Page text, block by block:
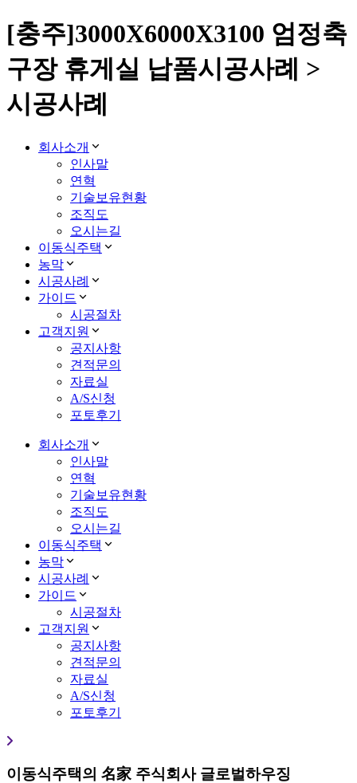
[충주]3000X6000X3100 엄정축
구장 휴게실 납품시공사례 >
시공사례
회사소개
인사말
연혁
기술보유현황
조직도
오시는길
이동식주택
농막
시공사례
가이드
시공절차
고객지원
공지사항
견적문의
자료실
A/S신청
포토후기
회사소개
인사말
연혁
기술보유현황
조직도
오시는길
이동식주택
농막
시공사례
가이드
시공절차
고객지원
공지사항
견적문의
자료실
A/S신청
포토후기
이동식주택의 名家 주식회사 글로벌하우징